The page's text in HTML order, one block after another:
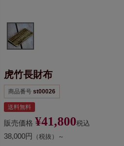
虎竹長財布
商品番号 st00026
送料無料
販売価格 ¥41,800税込
38,000円 （税抜）～